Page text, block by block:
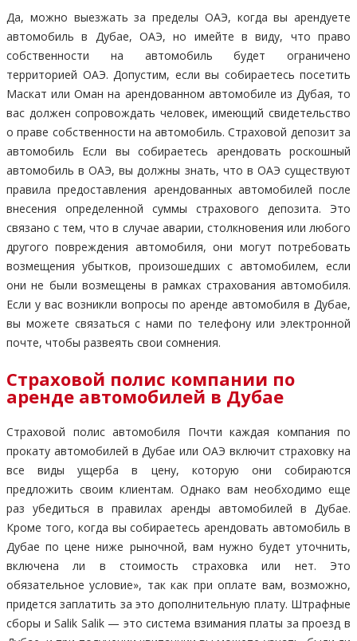
Да, можно выезжать за пределы ОАЭ, когда вы арендуете
автомобиль в Дубае, ОАЭ, но имейте в виду, что право
собственности на автомобиль будет ограничено
территорией ОАЭ. Допустим, если вы собираетесь посетить
Маскат или Оман на арендованном автомобиле из Дубая, то
вас должен сопровождать человек, имеющий свидетельство
о праве собственности на автомобиль. Страховой депозит за
автомобиль Если вы собираетесь арендовать роскошный
автомобиль в ОАЭ, вы должны знать, что в ОАЭ существуют
правила предоставления арендованных автомобилей после
внесения определенной суммы страхового депозита. Это
связано с тем, что в случае аварии, столкновения или любого
другого повреждения автомобиля, они могут потребовать
возмещения убытков, произошедших с автомобилем, если
они не были возмещены в рамках страхования автомобиля.
Если у вас возникли вопросы по аренде автомобиля в Дубае,
вы можете связаться с нами по телефону или электронной
почте, чтобы развеять свои сомнения.
Страховой полис компании по
аренде автомобилей в Дубае
Страховой полис автомобиля Почти каждая компания по
прокату автомобилей в Дубае или ОАЭ включит страховку на
все виды ущерба в цену, которую они собираются
предложить своим клиентам. Однако вам необходимо еще
раз убедиться в правилах аренды автомобилей в Дубае.
Кроме того, когда вы собираетесь арендовать автомобиль в
Дубае по цене ниже рыночной, вам нужно будет уточнить,
включена ли в стоимость страховка или нет. Это
обязательное условие», так как при оплате вам, возможно,
придется заплатить за это дополнительную плату. Штрафные
сборы и Salik Salik — это система взимания платы за проезд в